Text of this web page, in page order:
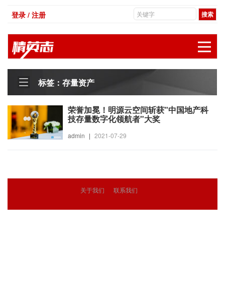
登录 / 注册
标签：存量资产
荣誉加冕！明源云空间斩获"中国地产科
技存量数字化领航者"大奖
admin | 2021-07-29
关于我们 联系我们
© 2018